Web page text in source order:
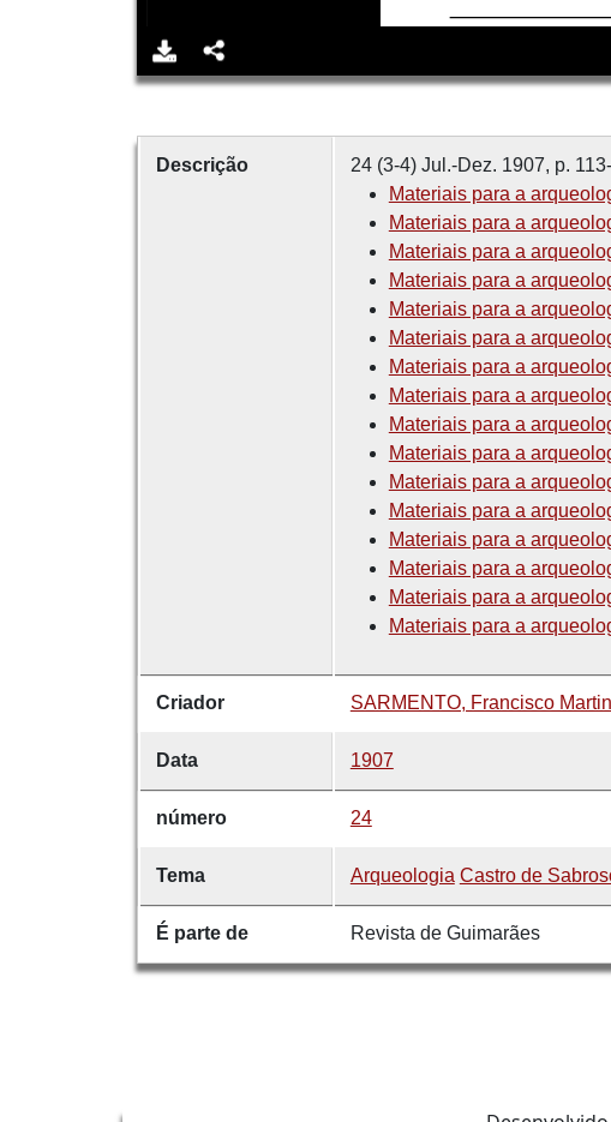
Descrição
24 (3-4) Jul.-Dez. 1907, p.
Materiais para a
Materiais para a
Materiais para a
Materiais para a
Materiais para a
Materiais para a
Materiais para a
Materiais para a
Materiais para a
Materiais para a
Materiais para a
Materiais para a
Materiais para a
Materiais para a
Materiais para a
Materiais para a
Criador SARMENTO, Francisco
Data 1907
número 24
Tema Arqueologia Castro de
É parte de Revista de Guimarães